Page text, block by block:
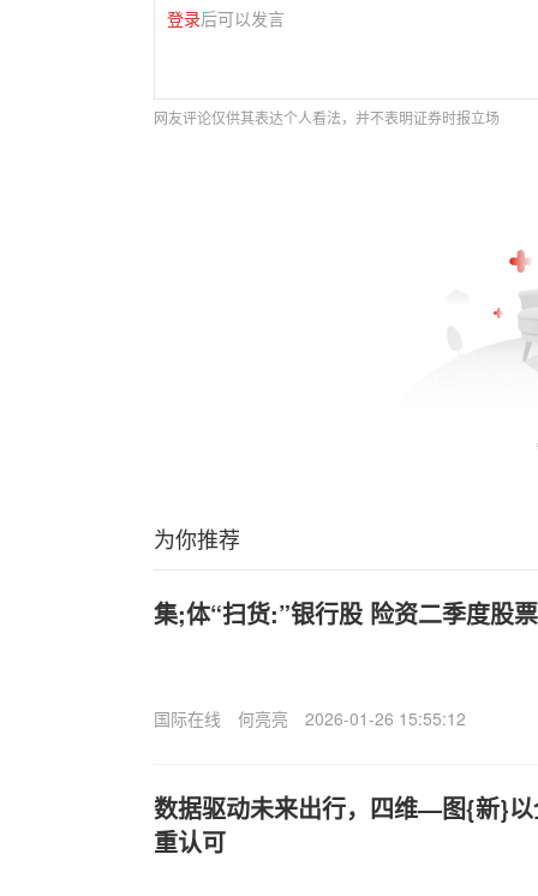
登录后可以发言
网友评论仅供其表达个人看法，并不表明证券时报立场
为你推荐
集;体“扫货:”银行股 险资二季度股
国际在线 何亮亮 2026-01-26 15:55:12
数据驱动未来出行，四维—图{新}
重认可